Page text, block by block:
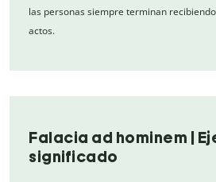
las personas siempre terminan
actos.
Falacia ad hominem |
significado